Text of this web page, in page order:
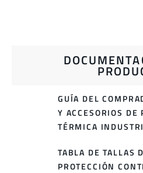
GUÍA DEL
Y ACCESORIOS DE
TÉRMICA
TABLA DE TALLAS
PROTECCIÓN